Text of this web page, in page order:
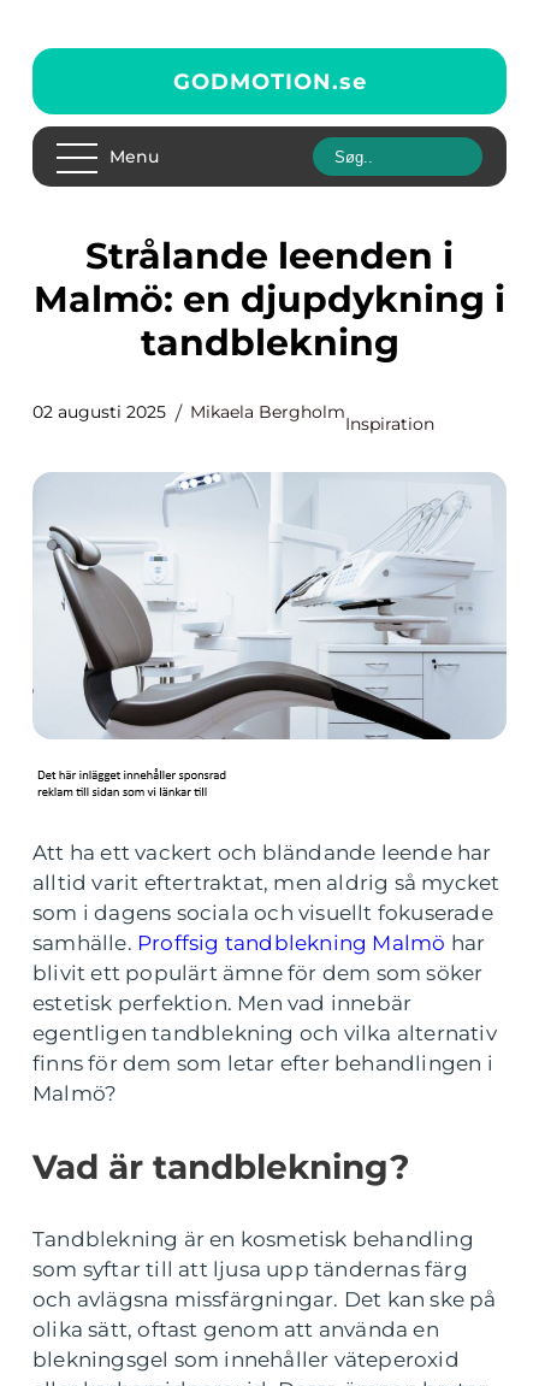
GODMOTION.se
Menu
Strålande leenden i
Malmö: en djupdykning i
tandblekning
02 augusti 2025 Mikaela Bergholm
Inspiration
Att ha ett vackert och bländande leende har
alltid varit eftertraktat, men aldrig så mycket
som i dagens sociala och visuellt fokuserade
samhälle. Proffsig tandblekning Malmö har
blivit ett populärt ämne för dem som söker
estetisk perfektion. Men vad innebär
egentligen tandblekning och vilka alternativ
finns för dem som letar efter behandlingen i
Malmö?
Vad är tandblekning?
Tandblekning är en kosmetisk behandling
som syftar till att ljusa upp tändernas färg
och avlägsna missfärgningar. Det kan ske på
olika sätt, oftast genom att använda en
blekningsgel som innehåller väteperoxid